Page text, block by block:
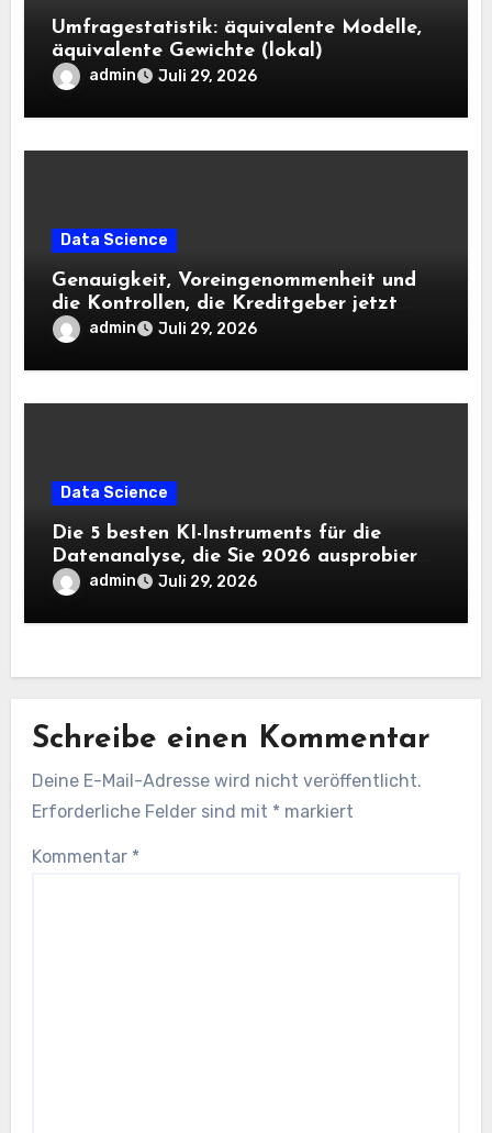
Umfragestatistik: äquivalente Modelle,
äquivalente Gewichte (lokal)
admin Juli 29, 2026
Data Science
Genauigkeit, Voreingenommenheit und
die Kontrollen, die Kreditgeber jetzt
benötigen |
admin Juli 29, 2026
Data Science
Die 5 besten KI-Instruments für die
Datenanalyse, die Sie 2026 ausprobieren
solltenadmin Juli 29, 2026
Schreibe einen Kommentar
Deine E-Mail-Adresse wird nicht veröffentlicht.
Erforderliche Felder sind mit * markiert
Kommentar *